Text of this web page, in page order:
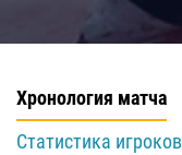
Хронология матча
Статистика игроков